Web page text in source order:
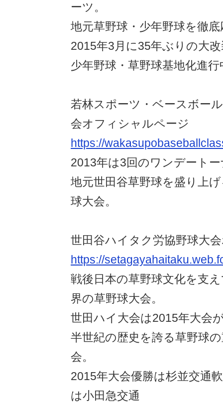
ーツ。
地元草野球・少年野球を徹
2015年3月に35年ぶりの大
少年野球・草野球基地化進行
若林スポーツ・ベースボー
会オフィシャルページ
https://
2013年は3回のワンデート
地元世田谷草野球を盛り上
球大会。
世田谷ハイタク労協野球大
https://
戦後日本の草野球文化を支
界の草野球大会。
世田ハイ大会は2015年大会
半世紀の歴史を誇る草野球
会。
2015年大会優勝は杉並交通
は小田急交通